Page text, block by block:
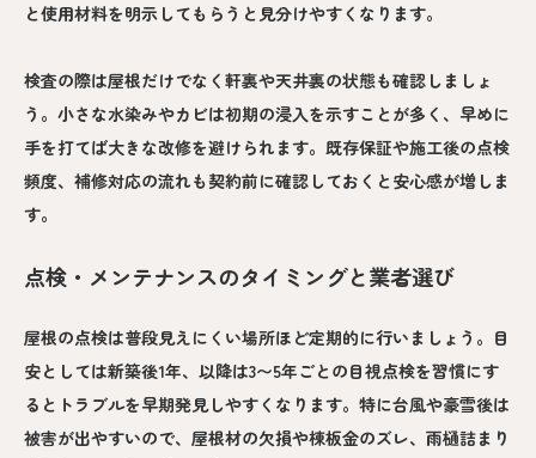
と使用材料を明示してもらうと見分けやすくなります。
検査の際は屋根だけでなく軒裏や天井裏の状態も確認しましょ
う。小さな水染みやカビは初期の浸入を示すことが多く、早めに
手を打てば大きな改修を避けられます。既存保証や施工後の点検
頻度、補修対応の流れも契約前に確認しておくと安心感が増しま
す。
点検・メンテナンスのタイミングと業者選び
屋根の点検は普段見えにくい場所ほど定期的に行いましょう。目
安としては新築後1年、以降は3〜5年ごとの目視点検を習慣にす
るとトラブルを早期発見しやすくなります。特に台風や豪雪後は
被害が出やすいので、屋根材の欠損や棟板金のズレ、雨樋詰まり